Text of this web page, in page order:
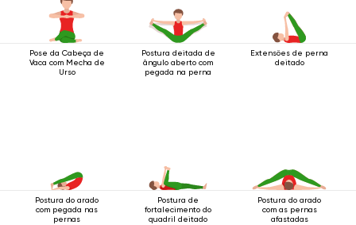
Pose da Cabeça de
Vaca com Mecha de
Urso
Postura deitada de
ângulo aberto com
pegada na perna
Extensões de perna
deitado
Postura do arado
com pegada nas
pernas
Postura de
fortalecimento do
quadril deitado
Postura do arado
com as pernas
afastadas